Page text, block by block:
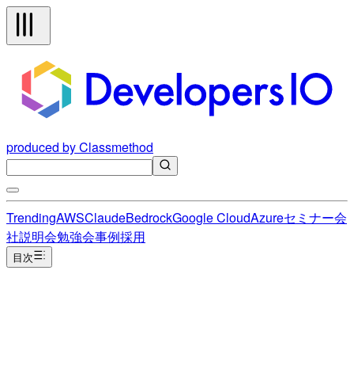
produced by Classmethod
TrendingAWSClaudeBedrockGoogle CloudAzureセミナー会
社説明会勉強会事例採用
目次